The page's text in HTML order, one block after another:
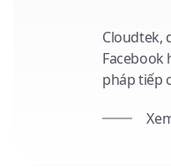
Cloudtek,
Facebook
pháp tiếp
định